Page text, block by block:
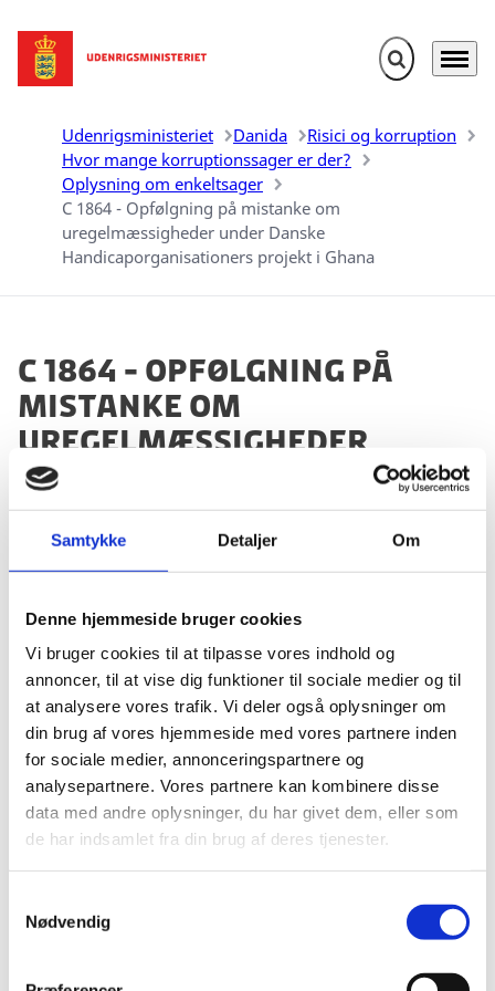
Samtykke Detaljer Om
Denne hjemmeside bruger cookies
Vi bruger cookies til at tilpasse vores indhold og
annoncer, til at vise dig funktioner til sociale medier og til
at analysere vores trafik. Vi deler også oplysninger om
din brug af vores hjemmeside med vores partnere inden
for sociale medier, annonceringspartnere og
analysepartnere. Vores partnere kan kombinere disse
data med andre oplysninger, du har givet dem, eller som
de har indsamlet fra din brug af deres tjenester.
Nødvendig
Gå til forsiden Fold søgefelt
Menu
Udenrigsministeriet Danida
Risici og korruption
Hvor mange korruptionssager er der?
Oplysning om enkeltsager
C 1864 - Opfølgning på mistanke om
uregelmæssigheder under Danske
Handicaporganisationers projekt i Ghana
C 1864 - Opfølgning på
mistanke om
uregelmæssigheder
under Danske
Handicaporganisationers
projekt i Ghana
02.10.2025
Del på Facebook
Del på X (Twitter)
Del på LinkedIn
Sagsnr.: C 1864
Rigsrevisionen informeres løbende om enkeltsager